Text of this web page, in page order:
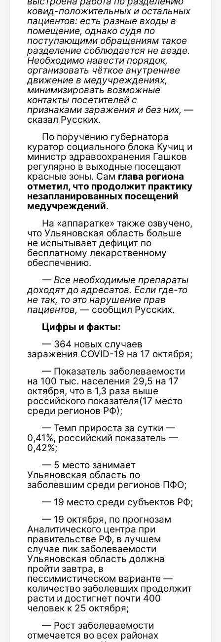
ковид-положительных и остальных
пациентов: есть разные входы в
помещение, однако судя по
поступающими обращениям такое
разделение соблюдается не везде.
Необходимо навести порядок,
организовать чёткое внутреннее
движение в медучреждениях,
минимизировать возможные
контакты посетителей с
признаками заражения и без них, —
сказал Русских.
По поручению губернатора
куратор социального блока Кучиц и
министр здравоохранения Гашков
регулярно в выходные посещают
красные зоны. Сам глава региона
отметил, что продолжит практику
незапланированных посещений
медучреждений.
На «аппаратке» также озвучено,
что Ульяновская область больше
не испытывает дефицит по
бесплатному лекарственному
обеспечению.
— Все необходимые препараты
доходят до адресатов. Если где-то
не так, то это нарушение прав
пациентов, — сообщил Русских.
Цифры и факты:
— 364 новых случаев
заражения COVID-19 на 17 октября;
— Показатель заболеваемости
на 100 тыс. населения 29,5 на 17
октября, что в 1,3 раза выше
российского показателя(17 место
среди регионов РФ);
— Темп прироста за сутки —
0,41%, российский показатель —
0,42%;
— 5 место занимает
Ульяновская область по
заболевшим среди регионов ПФО;
— 19 место среди субъектов РФ;
— 19 октября, по прогнозам
Аналитического центра при
правительстве РФ, в лучшем
случае пик заболеваемости
Ульяновская область должна
пройти завтра, в
пессимистическом варианте —
количество заболевших продолжит
расти и достигнет почти 400
человек к 25 октября;
— Рост заболеваемости
отмечается во всех районах